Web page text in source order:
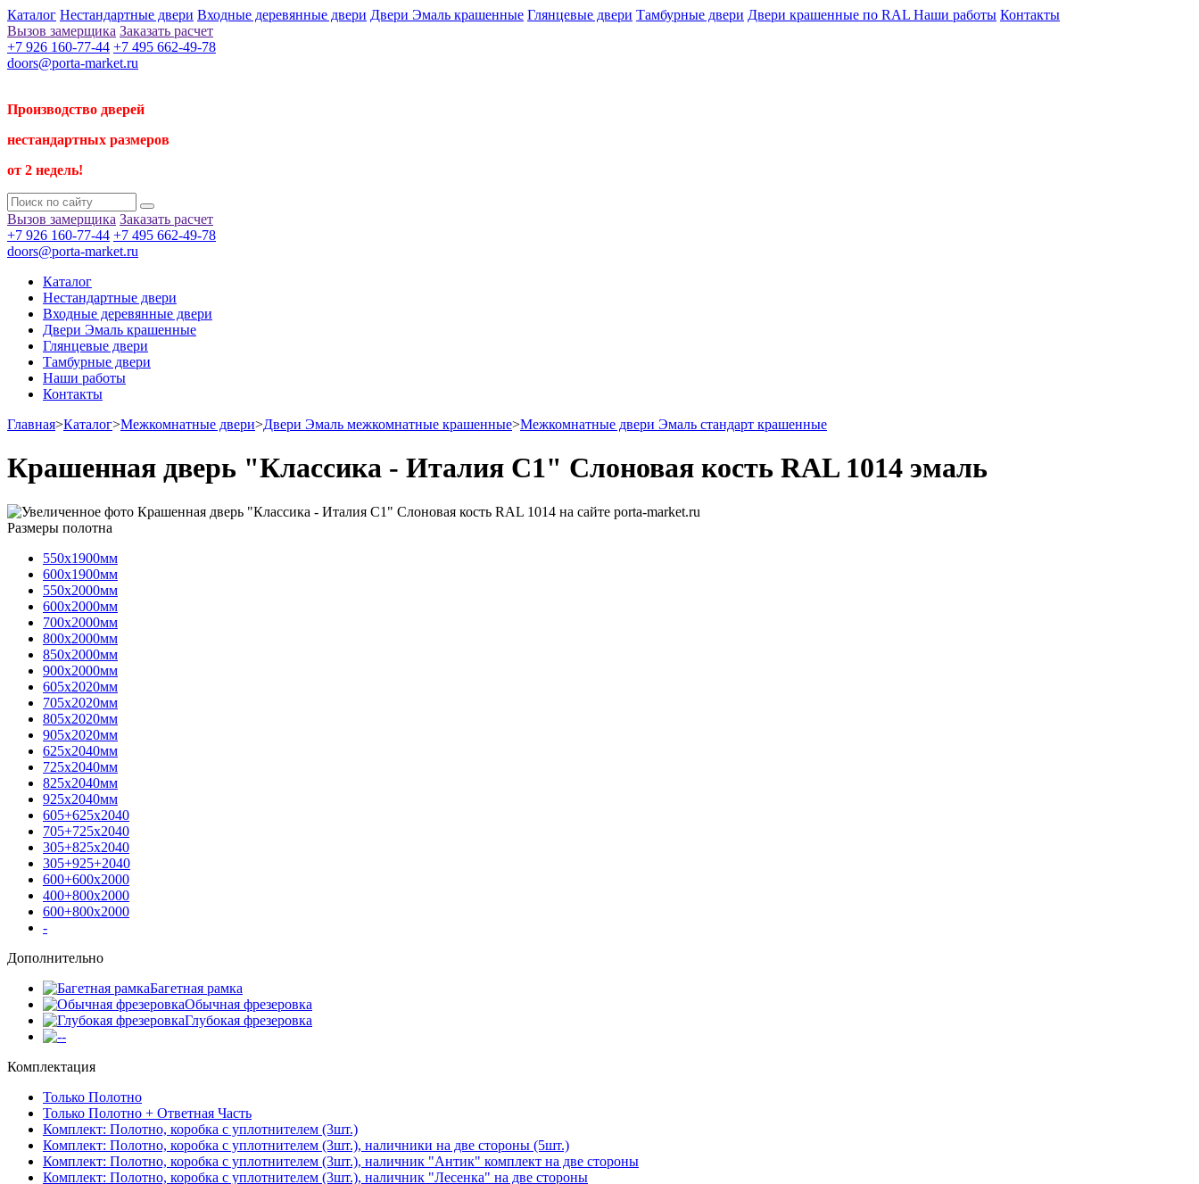
Каталог Нестандартные двери Входные деревянные двери Двери Эмаль крашенные Глянцевые двери Тамбурные двери Двери крашенные по RAL Наши работы Контакты
Вызов замерщика Заказать расчет
+7 926 160-77-44 +7 495 662-49-78
doors@porta-market.ru
Производство дверей
нестандартных размеров
от 2 недель!
Вызов замерщика Заказать расчет
+7 926 160-77-44 +7 495 662-49-78
doors@porta-market.ru
Каталог
Нестандартные двери
Входные деревянные двери
Двери Эмаль крашенные
Глянцевые двери
Тамбурные двери
Наши работы
Контакты
Главная>Каталог>Межкомнатные двери>Двери Эмаль межкомнатные крашенные>Межкомнатные двери Эмаль стандарт крашенные
Крашенная дверь "Классика - Италия C1" Слоновая кость RAL 1014 эмаль
Размеры полотна
550х1900мм
600х1900мм
550х2000мм
600х2000мм
700х2000мм
800х2000мм
850х2000мм
900х2000мм
605х2020мм
705х2020мм
805х2020мм
905х2020мм
625х2040мм
725х2040мм
825х2040мм
925х2040мм
605+625х2040
705+725х2040
305+825х2040
305+925+2040
600+600х2000
400+800х2000
600+800х2000
-
Дополнительно
Багетная рамка
Обычная фрезеровка
Глубокая фрезеровка
-
Комплектация
Только Полотно
Только Полотно + Ответная Часть
Комплект: Полотно, коробка с уплотнителем (3шт.)
Комплект: Полотно, коробка с уплотнителем (3шт.), наличники на две стороны (5шт.)
Комплект: Полотно, коробка с уплотнителем (3шт.), наличник "Антик" комплект на две стороны
Комплект: Полотно, коробка с уплотнителем (3шт.), наличник "Лесенка" на две стороны